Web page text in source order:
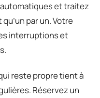
et traitez
par un. Votre
interruptions et
reste propre tient à
Réservez un